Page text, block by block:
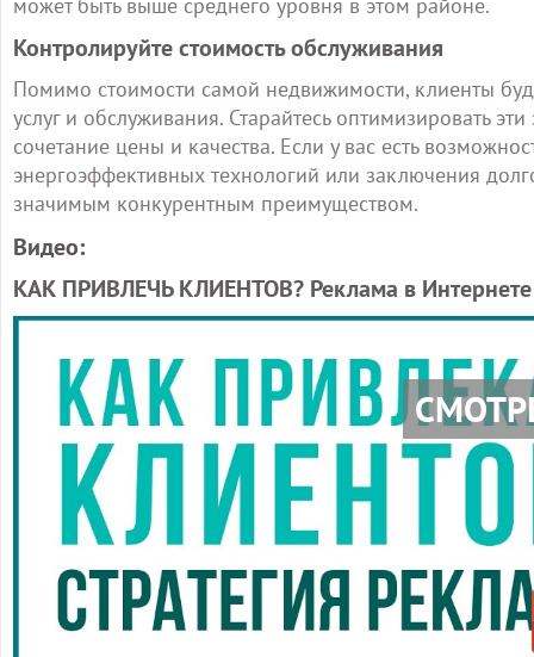
может быть выше среднего уровня в этом районе.
Контролируйте стоимость обслуживания
Помимо стоимости самой недвижимости, клиенты
услуг и обслуживания. Старайтесь оптимизировать
сочетание цены и качества. Если у вас есть
энергоэффективных технологий или заключения
значимым конкурентным преимуществом.
Видео:
КАК ПРИВЛЕЧЬ КЛИЕНТОВ? Реклама в